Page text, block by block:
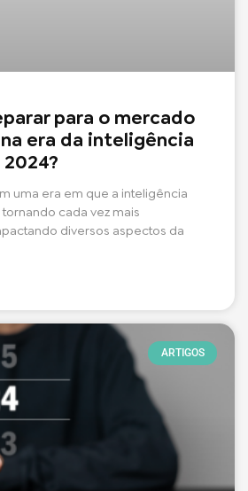
para o mercado
era da inteligência
uma era em que a inteligência
tornando cada vez mais
diversos aspectos da
ARTIGOS